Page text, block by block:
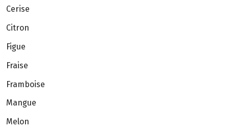
Cerise
Citron
Figue
Fraise
Framboise
Mangue
Melon